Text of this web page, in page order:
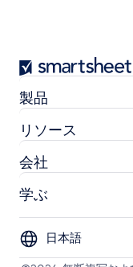
Smartsheet
製品
リソース
会社
学ぶ
Select
your